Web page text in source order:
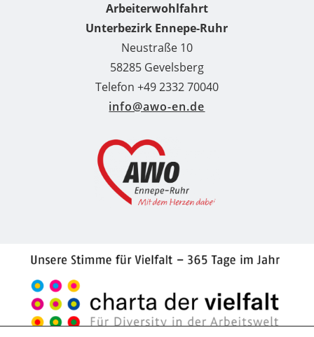
Arbeiterwohlfahrt
Unterbezirk Ennepe-Ruhr
Neustraße 10
58285 Gevelsberg
Telefon +49 2332 70040
info@awo-en.de